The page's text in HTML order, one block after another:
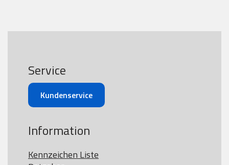
Service
Kundenservice
Information
Kennzeichen Liste